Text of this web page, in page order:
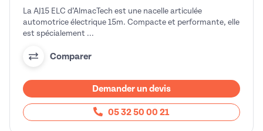
La AJ15 ELC d’AlmacTech est une nacelle articulée
automotrice électrique 15m. Compacte et performante, elle
est spécialement ...
Comparer
Demander un devis
05 32 50 00 21